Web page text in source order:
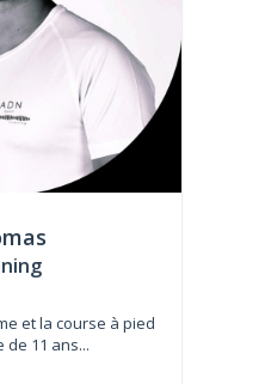
et la course à pied
de 11 ans...